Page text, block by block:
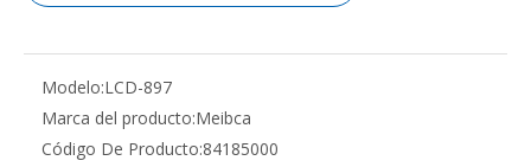
Modelo:LCD-897
Marca del producto:Meibca
Código De Producto:84185000